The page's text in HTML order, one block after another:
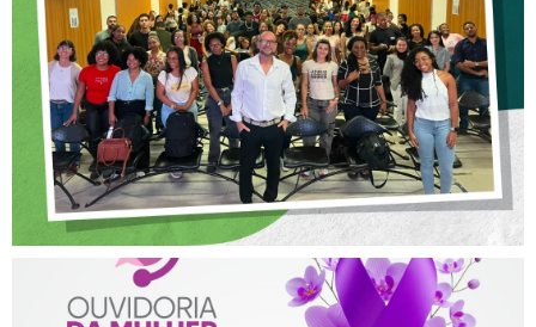
POSTURA PROFISSIONAL
NA FISIOTERAPIA